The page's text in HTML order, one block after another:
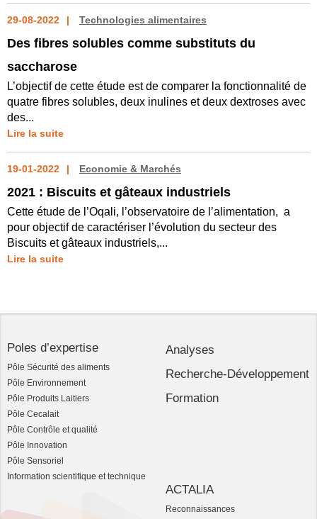
29-08-2022 Technologies alimentaires
Des fibres solubles comme substituts du
saccharose
L’objectif de cette étude est de comparer la fonctionnalité de
quatre fibres solubles, deux inulines et deux dextroses avec
des...
Lire la suite
19-01-2022 Economie & Marchés
2021 : Biscuits et gâteaux industriels
Cette étude de l’Oqali, l’observatoire de l’alimentation, a
pour objectif de caractériser l’évolution du secteur des
Biscuits et gâteaux industriels,...
Lire la suite
Poles d’expertise
Pôle Sécurité des aliments
Pôle Environnement
Pôle Produits Laitiers
Pôle Cecalait
Pôle Contrôle et qualité
Pôle Innovation
Pôle Sensoriel
Information scientifique et technique
Analyses
Recherche-Développement
Formation
ACTALIA
Reconnaissances